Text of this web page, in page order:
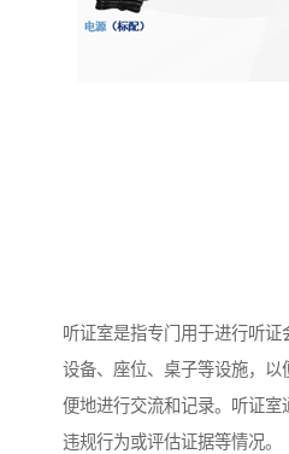
听证室是指专门用于进行听
设备、座位、桌子等设施，
便地进行交流和记录。听证
违规行为或评估证据等情况。